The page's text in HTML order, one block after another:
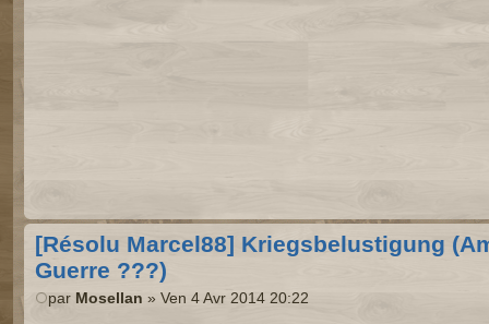
[Résolu Marcel88] Kriegsbelustigung
Guerre ???)
par Mosellan » Ven 4 Avr 2014 20:22